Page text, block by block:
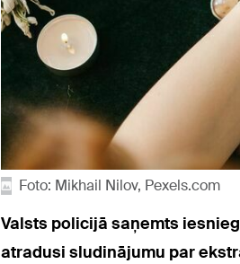
Foto: Mikhail Nilov, Pexels.com
Valsts policijā saņemts
atradusi sludinājumu par